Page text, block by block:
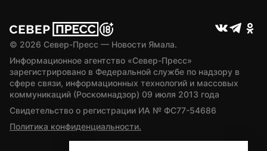
© 2026 Север-Пресс — Новости Ямала.
Информационное агентство «Север-Пресс»
зарегистрировано в Федеральной службе по надзору в
сфере связи, информационных технологий и массовых
коммуникаций (Роскомнадзор) 09 июля 2013 года
Свидетельство о регистрации ИА № ФС77-54686
Политика конфиденциальности.